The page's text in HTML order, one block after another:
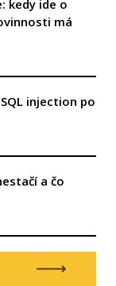
kedy ide o
má
injection po
a čo